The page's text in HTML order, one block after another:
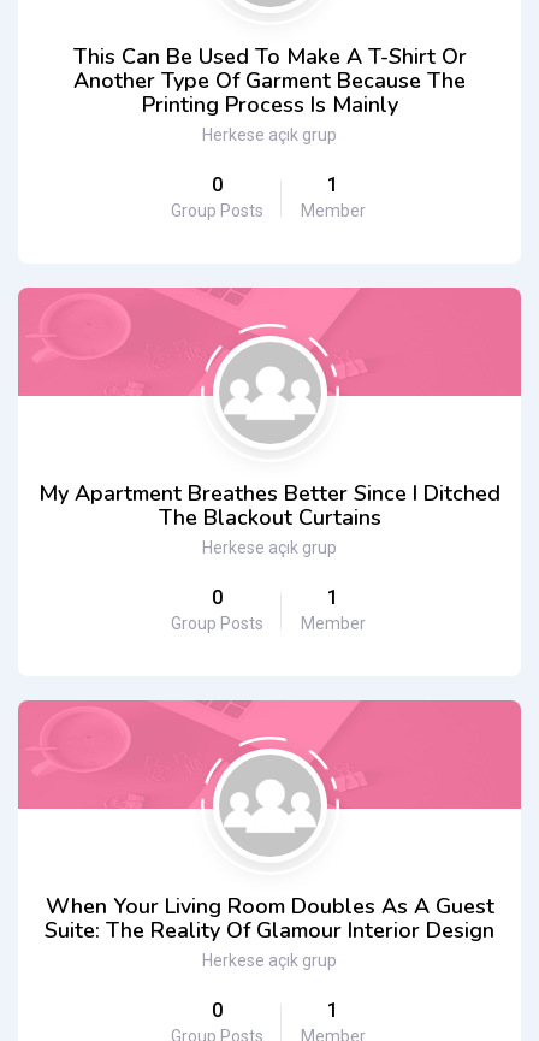
This Can Be Used To Make A T-Shirt Or
Another Type Of Garment Because The
Printing Process Is Mainly
Herkese açık grup
0
Group Posts
1
Member
My Apartment Breathes Better Since I Ditched
The Blackout Curtains
Herkese açık grup
0
Group Posts
1
Member
When Your Living Room Doubles As A Guest
Suite: The Reality Of Glamour Interior Design
Herkese açık grup
0
Group Posts
1
Member